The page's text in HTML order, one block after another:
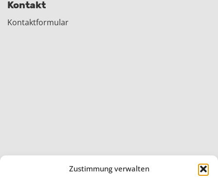
Zustimmung verwalten
Kontakt
Kontaktformular